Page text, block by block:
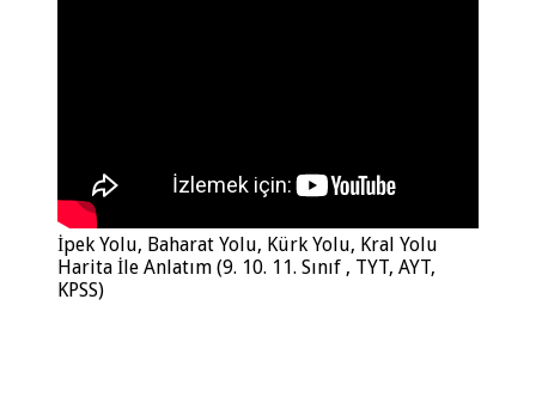
İpek Yolu, Baharat Yolu, Kürk Yolu, Kral Yolu
Harita İle Anlatım (9. 10. 11. Sınıf , TYT, AYT,
KPSS)